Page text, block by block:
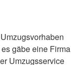
gäbe eine Firma
Umzugsservice